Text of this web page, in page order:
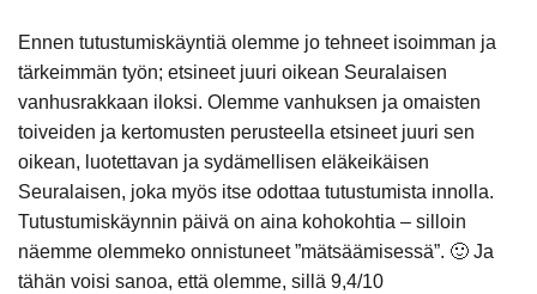
Ennen tutustumiskäyntiä olemme jo tehneet isoimman ja
tärkeimmän työn; etsineet juuri oikean Seuralaisen
vanhusrakkaan iloksi. Olemme vanhuksen ja omaisten
toiveiden ja kertomusten perusteella etsineet juuri sen
oikean, luotettavan ja sydämellisen eläkeikäisen
Seuralaisen, joka myös itse odottaa tutustumista innolla.
Tutustumiskäynnin päivä on aina kohokohtia – silloin
näemme olemmeko onnistuneet ”mätsäämisessä”. 🙂 Ja
tähän voisi sanoa, että olemme, sillä 9,4/10